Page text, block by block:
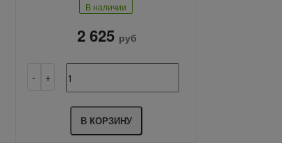
В наличии
2 625 руб
В КОРЗИНУ